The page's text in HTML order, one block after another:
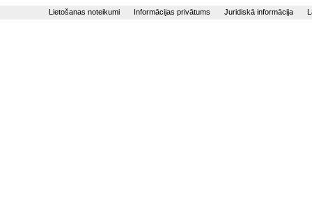
Lietošanas noteikumi Informācijas privātums Juridiskā informācija